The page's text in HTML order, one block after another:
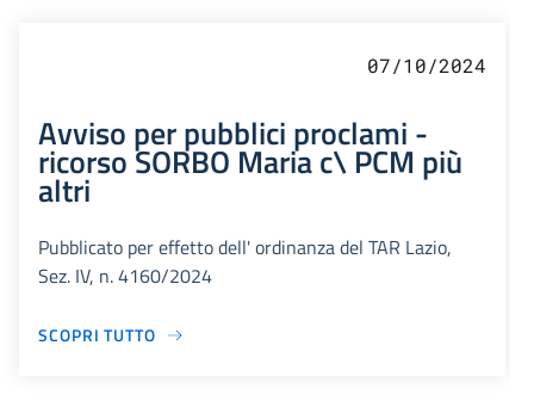
07/10/2024
Avviso per pubblici proclami -
ricorso SORBO Maria c\ PCM più
altri
Pubblicato per effetto dell' ordinanza del TAR Lazio,
Sez. IV, n. 4160/2024
SCOPRI TUTTO